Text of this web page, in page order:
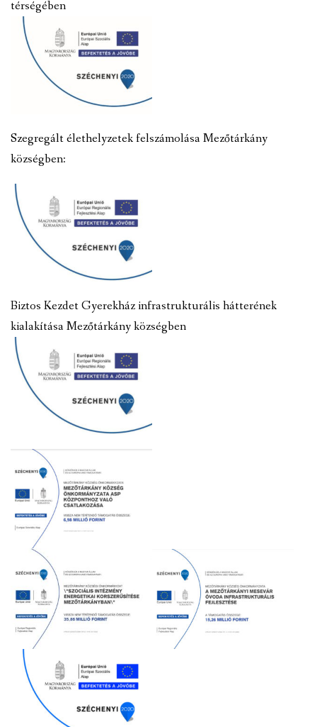
térségében
Szegregált élethelyzetek felszámolása Mezőtárkány
községben:
Biztos Kezdet Gyerekház infrastrukturális hátterének
kialakítása Mezőtárkány községben